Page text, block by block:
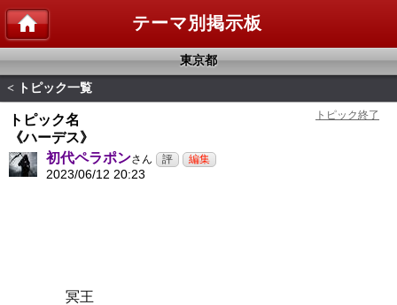
テーマ別掲示板
東京都
< トピック一覧
トピック名
《ハーデス》
初代ペラポンさん
2023/06/12 20:23
冥王